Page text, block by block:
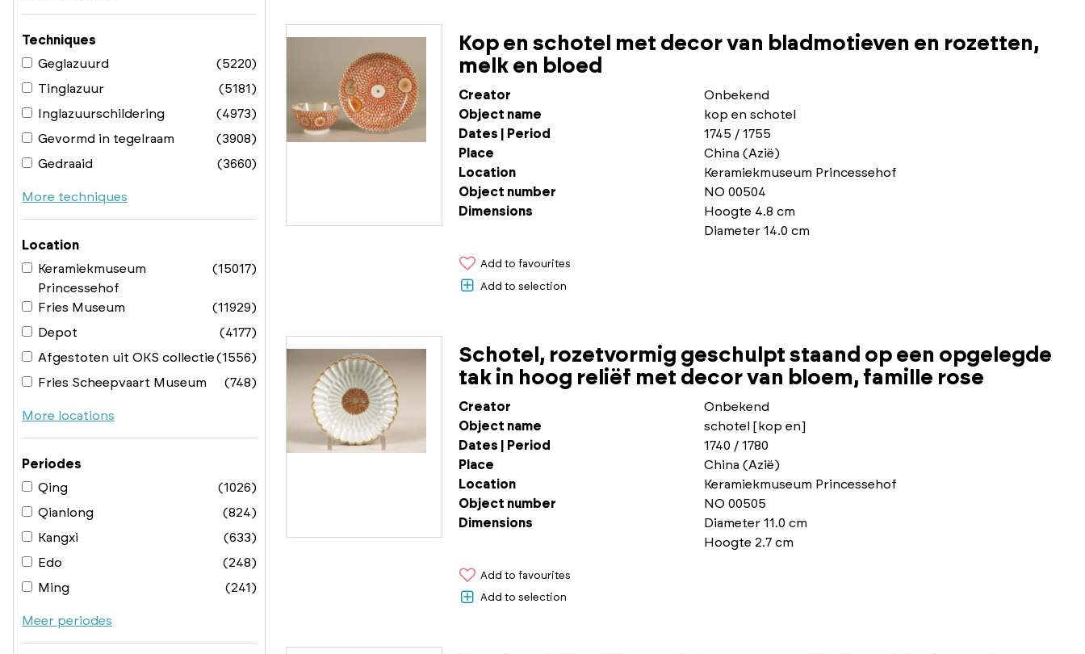
Techniques
Geglazuurd
(5220)
Tinglazuur
(5181)
Inglazuurschildering
(4973)
Gevormd in tegelraam
(3908)
Gedraaid
(3660)
More techniques
Location
Keramiekmuseum
Princessehof
(15017)
Fries Museum
(11929)
Depot
(4177)
Afgestoten uit OKS collectie(1556)
Fries Scheepvaart Museum
(748)
More locations
Periodes
Qing
(1026)
Qianlong
(824)
Kangxi
(633)
Edo
(248)
Ming
(241)
Meer periodes
Kop en schotel met decor van bladmotieven en rozetten,
melk en bloed
Creator
Onbekend
Object name
kop en schotel
Dates | Period
1745 / 1755
Place
China (Azië)
Location
Keramiekmuseum Princessehof
Object number
NO 00504
Dimensions
Hoogte 4.8 cm
Diameter 14.0 cm
Add to favourites
Add to selection
Schotel, rozetvormig geschulpt staand op een opgelegde
tak in hoog reliëf met decor van bloem, famille rose
Creator
Onbekend
Object name
schotel [kop en]
Dates | Period
1740 / 1780
Place
China (Azië)
Location
Keramiekmuseum Princessehof
Object number
NO 00505
Dimensions
Diameter 11.0 cm
Hoogte 2.7 cm
Add to favourites
Add to selection